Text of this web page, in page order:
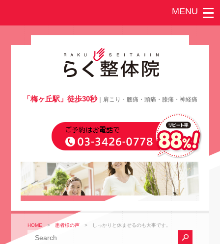
「梅ヶ丘駅」徒歩30秒｜肩こり・腰痛・頭痛・膝痛・神経痛
HOME > 患者様の声 > しっかりと休ませるのも大事です。